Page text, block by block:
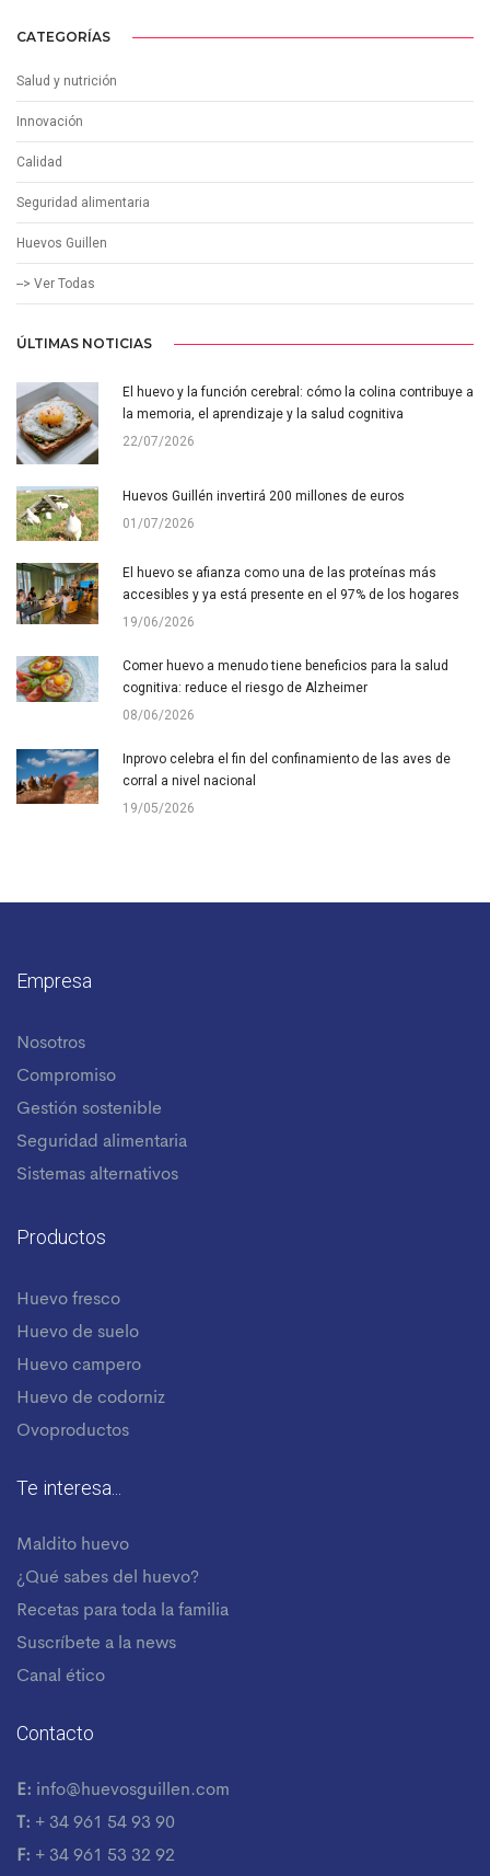
CATEGORÍAS
Salud y nutrición
Innovación
Calidad
Seguridad alimentaria
Huevos Guillen
--> Ver Todas
ÚLTIMAS NOTICIAS
El huevo y la función cerebral: cómo la colina contribuye a
la memoria, el aprendizaje y la salud cognitiva
22/07/2026
Huevos Guillén invertirá 200 millones de euros
01/07/2026
El huevo se afianza como una de las proteínas más
accesibles y ya está presente en el 97% de los hogares
19/06/2026
Comer huevo a menudo tiene beneficios para la salud
cognitiva: reduce el riesgo de Alzheimer
08/06/2026
Inprovo celebra el fin del confinamiento de las aves de
corral a nivel nacional
19/05/2026
Empresa
Nosotros
Compromiso
Gestión sostenible
Seguridad alimentaria
Sistemas alternativos
Productos
Huevo fresco
Huevo de suelo
Huevo campero
Huevo de codorniz
Ovoproductos
Te interesa...
Maldito huevo
¿Qué sabes del huevo?
Recetas para toda la familia
Suscríbete a la news
Canal ético
Contacto
E: info@huevosguillen.com
T: + 34 961 54 93 90
F: + 34 961 53 32 92